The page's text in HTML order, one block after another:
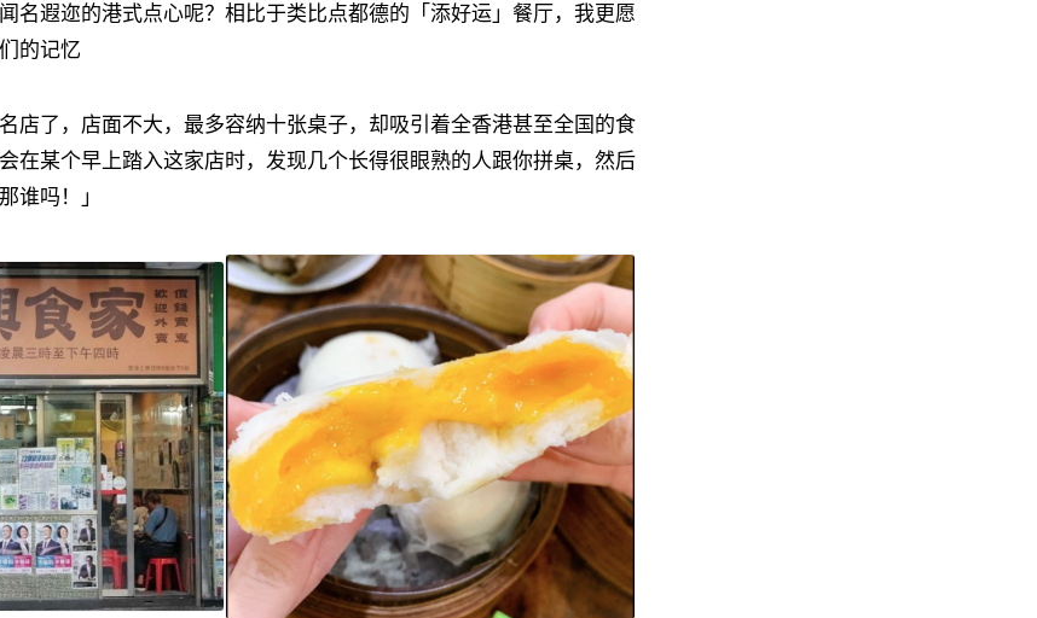
名遐迩的港式点心呢？相比于类比点都德的「添好运」餐厅，我更愿
的记忆
店了，店面不大，最多容纳十张桌子，却吸引着全香港甚至全国的食
在某个早上踏入这家店时，发现几个长得很眼熟的人跟你拼桌，然后
谁吗！」